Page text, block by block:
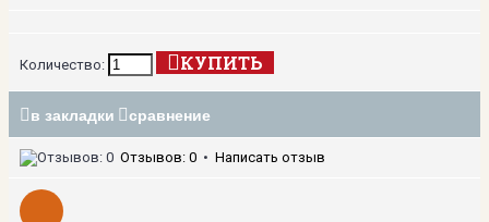
Количество: КУПИТЬ
в закладки сравнение
Отзывов: 0 • Написать отзыв